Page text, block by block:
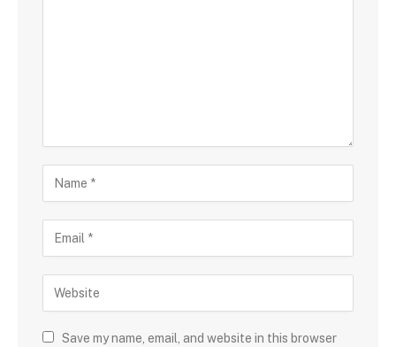
Save my name, email, and website in this browser